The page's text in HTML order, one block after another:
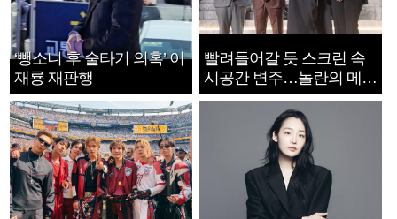
‘뺑소니 후 술타기 의혹’ 이
재룡 재판행
빨려들어갈 듯 스크린 속
시공간 변주…놀란의 메시
지는 ‘전쟁 속죄’